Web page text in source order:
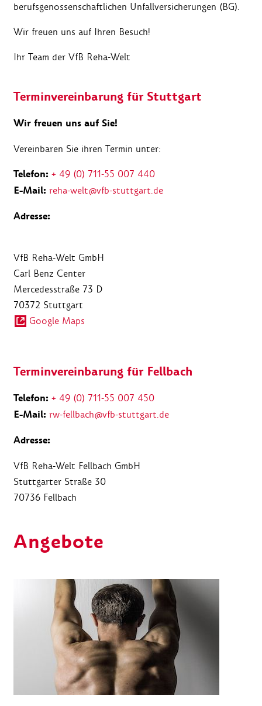
berufsgenossenschaftlichen Unfallversicherungen (BG).
Wir freuen uns auf Ihren Besuch!
Ihr Team der VfB Reha-Welt
Terminvereinbarung für Stuttgart
Wir freuen uns auf Sie!
Vereinbaren Sie ihren Termin unter:
Telefon: + 49 (0) 711-55 007 440
E-Mail: reha-welt@vfb-stuttgart.de
Adresse:
VfB Reha-Welt GmbH
Carl Benz Center
Mercedesstraße 73 D
70372 Stuttgart
Google Maps
Terminvereinbarung für Fellbach
Telefon: + 49 (0) 711-55 007 450
E-Mail: rw-fellbach@vfb-stuttgart.de
Adresse:
VfB Reha-Welt Fellbach GmbH
Stuttgarter Straße 30
70736 Fellbach
Angebote